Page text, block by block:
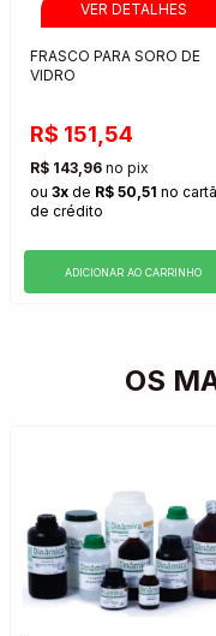
FRASCO PARA SORO DE
VIDRO
R$ 151,54
R$ 143,96 no pix
ou 3x de R$ 50,51 no
de crédito
ADICIONAR AO CARRINHO
OS